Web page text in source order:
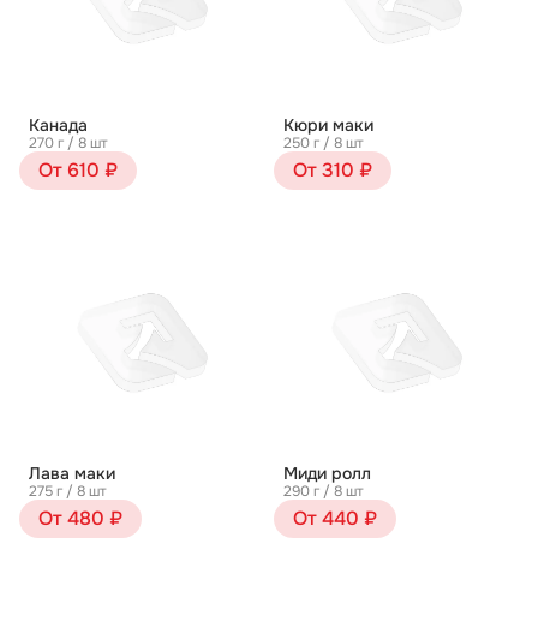
Канада
270 г / 8 шт
От 610 ₽
Кюри маки
250 г / 8 шт
От 310 ₽
Лава маки
275 г / 8 шт
От 480 ₽
Миди ролл
290 г / 8 шт
От 440 ₽